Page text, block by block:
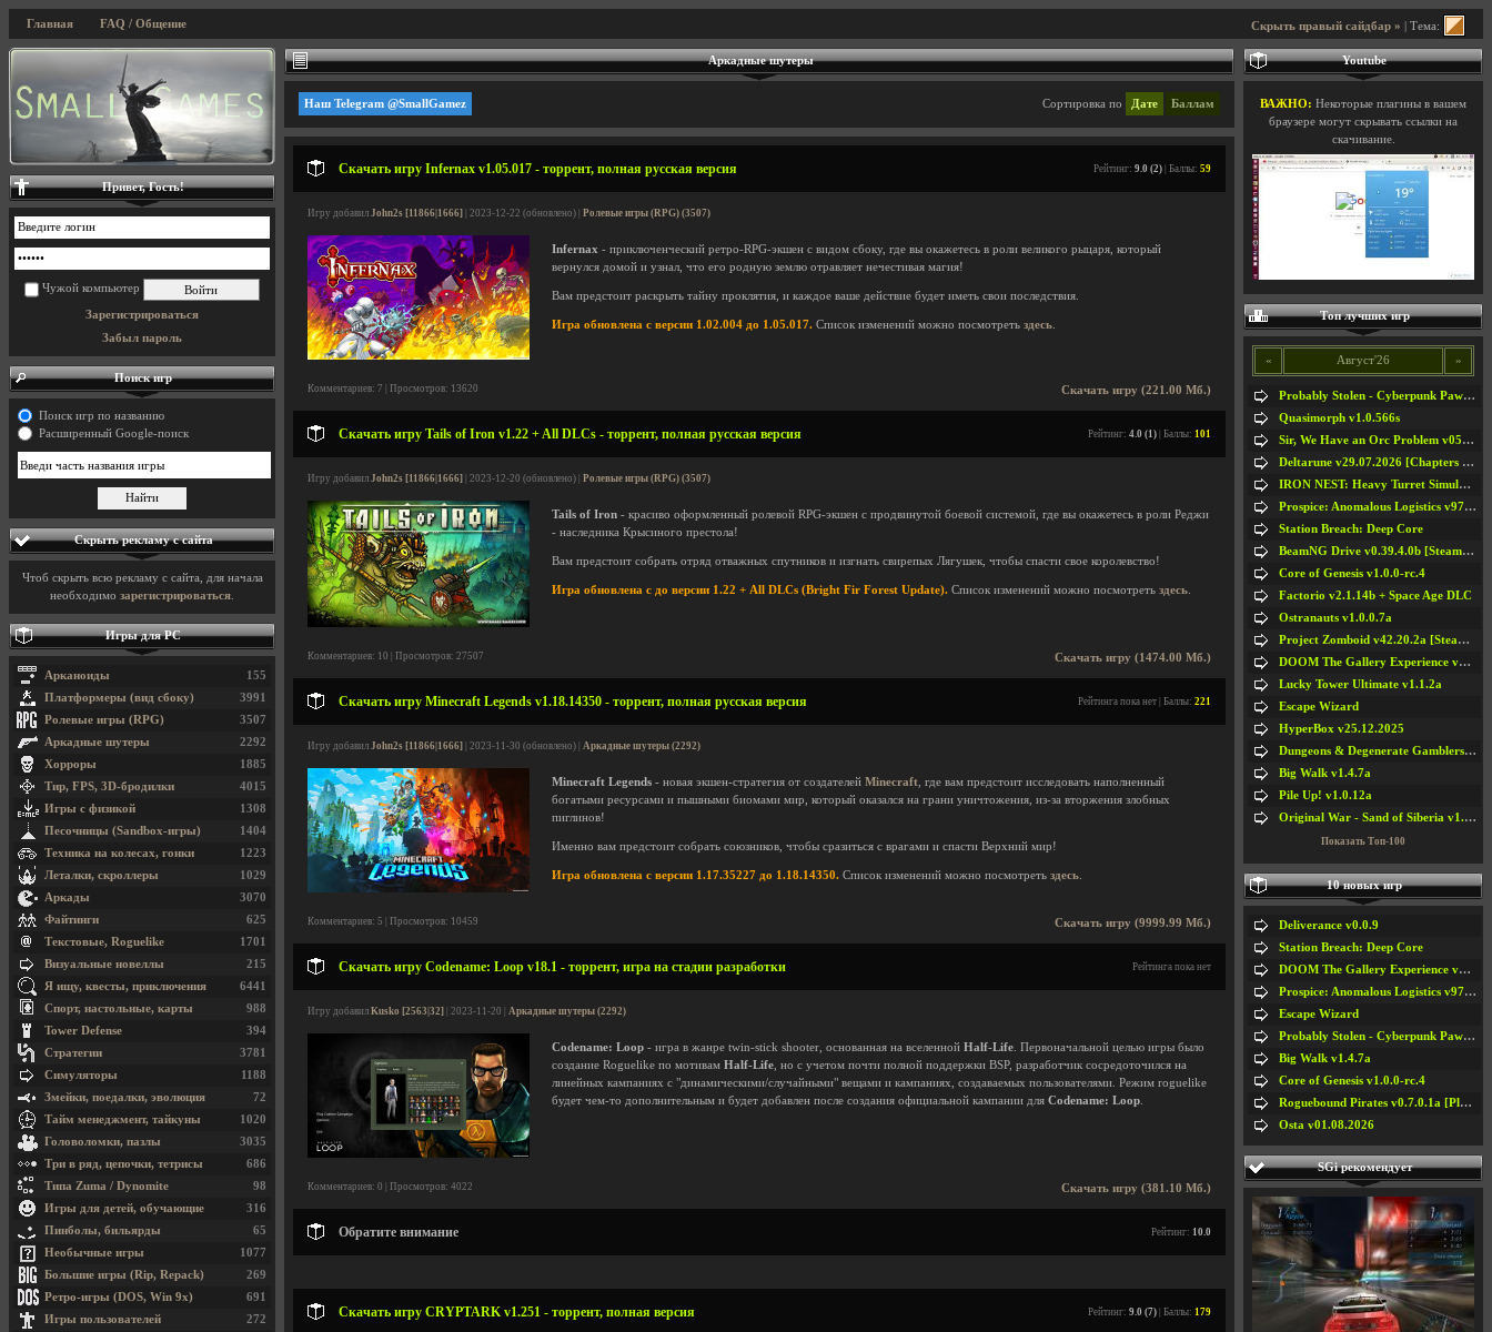
Скрыть правый сайдбар » | Тема:
Главная FAQ / Общение
Аркадные шутеры
Сортировка по Дате Баллам
Наш Telegram @SmallGamez
Скачать игру Infernax v1.05.017 - торрент, полная русская версия Рейтинг: 9.0 (2) | Баллы: 59
Игру добавил John2s [11866|1666] | 2023-12-22 (обновлено) | Ролевые игры (RPG) (3507)
Infernax - приключенческий ретро-RPG-экшен с видом сбоку, где вы окажетесь в роли великого рыцаря, который
вернулся домой и узнал, что его родную землю отравляет нечестивая магия!
Вам предстоит раскрыть тайну проклятия, и каждое ваше действие будет иметь свои последствия.
Игра обновлена с версии 1.02.004 до 1.05.017. Список изменений можно посмотреть здесь
Скачать игру (221.00 Мб.)
Комментариев: 7 | Просмотров: 13620
Скачать игру Tails of Iron v1.22 + All DLCs - торрент, полная русская версия Рейтинг: 4.0 (1) | Баллы: 101
Игру добавил John2s [11866|1666] | 2023-12-20 (обновлено) | Ролевые игры (RPG) (3507)
Tails of Iron - красиво оформленный ролевой RPG-экшен с продвинутой боевой системой, где вы окажетесь в роли Реджи
- наследника Крысиного престола!
Вам предстоит собрать отряд отважных спутников и изгнать свирепых Лягушек, чтобы спасти свое королевство!
Игра обновлена с до версии 1.22 + All DLCs (Bright Fir Forest Update). Список изменений можно посмотреть здесь
Скачать игру (1474.00 Мб.)
Комментариев: 10 | Просмотров: 27507
Скачать игру Minecraft Legends v1.18.14350 - торрент, полная русская версия Рейтинга пока нет | Баллы: 221
Игру добавил John2s [11866|1666] | 2023-11-30 (обновлено) | Аркадные шутеры (2292)
Minecraft Legends - новая экшен-стратегия от создателей Minecraft , где вам предстоит исследовать наполненный
богатыми ресурсами и пышными биомами мир, который оказался на грани уничтожения, из-за вторжения злобных
пиглинов!
Именно вам предстоит собрать союзников, чтобы сразиться с врагами и спасти Верхний мир!
Игра обновлена с версии 1.17.35227 до 1.18.14350. Список изменений можно посмотреть здесь
Скачать игру (9999.99 Мб.)
Комментариев: 5 | Просмотров: 10459
Скачать игру Codename: Loop v18.1 - торрент, игра на стадии разработки Рейтинга пока нет
Игру добавил Kusko [2563|32] | 2023-11-20 | Аркадные шутеры (2292)
Codename: Loop - игра в жанре twin-stick shooter, основанная на вселенной Half-Life . Первоначальной целью игры было
создание Roguelike по мотивам Half-Life , но с учетом почти полной поддержки BSP, разработчик сосредоточился на
линейных кампаниях с "динамическими/случайными" вещами и кампаниях, создаваемых пользователями. Режим roguelike
будет чем-то дополнительным и будет добавлен после создания официальной кампании для Codename: Loop
Скачать игру (381.10 Мб.)
Комментариев: 0 | Просмотров: 4022
Обратите внимание Рейтинг: 10.0
Скачать игру CRYPTARK v1.251 - торрент, полная версия Рейтинг: 9.0 (7) | Баллы: 179
Привет, Гость!
Чужой компьютер
Зарегистрироваться
Забыл пароль
Поиск игр
Поиск игр по названию
Расширенный Google-поиск
Скрыть рекламу с сайта
Чтоб скрыть всю рекламу с сайта, для начала
необходимо зарегистрироваться
Игры для PC
155
Арканоиды
3991
Платформеры (вид сбоку)
3507
Ролевые игры (RPG)
2292
Аркадные шутеры
1885
Хорроры
4015
Тир, FPS, 3D-бродилки
1308
Игры с физикой
1404
Песочницы (Sandbox-игры)
1223
Техника на колесах, гонки
1029
Леталки, скроллеры
3070
Аркады
625
Файтинги
1701
Текстовые, Roguelike
215
Визуальные новеллы
6441
Я ищу, квесты, приключения
988
Спорт, настольные, карты
394
Tower Defense
3781
Стратегии
1188
Симуляторы
72
Змейки, поедалки, эволюция
1020
Тайм менеджмент, тайкуны
3035
Головоломки, пазлы
686
Три в ряд, цепочки, тетрисы
98
Типа Zuma / Dynomite
316
Игры для детей, обучающие
65
Пинболы, бильярды
1077
Необычные игры
269
Большие игры (Rip, Repack)
691
Ретро-игры (DOS, Win 9x)
272
Игры пользователей
Youtube
ВАЖНО: Некоторые плагины в вашем
браузере могут скрывать ссылки на
скачивание.
Топ лучших игр
« Август'26 »
Probably Stolen - Cyberpunk Pawnshop Simulator v048c [Playtest]
Quasimorph v1.0.566s
Sir, We Have an Orc Problem v05.08.2026
Deltarune v29.07.2026 [Chapters 1-5] / + RUS [Chapters 1-5]
IRON NEST: Heavy Turret Simulator v1.0a
Prospice: Anomalous Logistics v97 [Playtest]
Station Breach: Deep Core
BeamNG Drive v0.39.4.0b [Steam Early Access]
Core of Genesis v1.0.0-rc.4
Factorio v2.1.14b + Space Age DLC
Ostranauts v1.0.0.7a
Project Zomboid v42.20.2a [Steam Early Access]
DOOM The Gallery Experience v1.4.2
Lucky Tower Ultimate v1.1.2a
Escape Wizard
HyperBox v25.12.2025
Dungeons & Degenerate Gamblers v2.0.2a
Big Walk v1.4.7a
Pile Up! v1.0.12a
Original War - Sand of Siberia v1.6.30
Показать Топ-100
10 новых игр
Deliverance v0.0.9
Station Breach: Deep Core
DOOM The Gallery Experience v1.4.2
Prospice: Anomalous Logistics v97 [Playtest]
Escape Wizard
Probably Stolen - Cyberpunk Pawnshop Simulator v048c [Playtest]
Big Walk v1.4.7a
Core of Genesis v1.0.0-rc.4
Roguebound Pirates v0.7.0.1a [Playtest]
Osta v01.08.2026
SGi рекомендует